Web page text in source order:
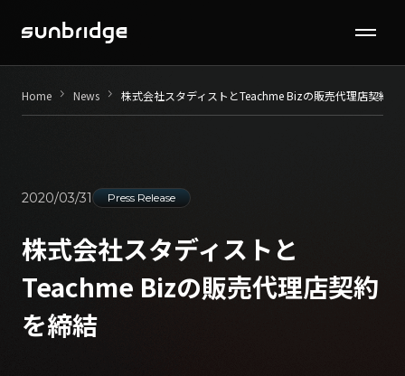
Seminar / Contents
Company
Contact
Home keyboard_arrow_right News keyboard_arrow_right 株式会社スタディストとTeachme Bizの販売代理店契約を
2020/03/31 Press Release
株式会社スタディストと
Teachme Bizの販売代理店契約
を締結